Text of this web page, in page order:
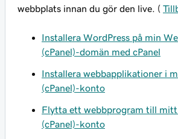
webbplats innan du gör den live. (
Installera WordPress på min
(cPanel)-domän med cPanel
Installera webbapplikationer i
(cPanel)-konto
Flytta ett webbprogram till
(cPanel)-konto